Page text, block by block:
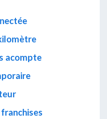
acompte